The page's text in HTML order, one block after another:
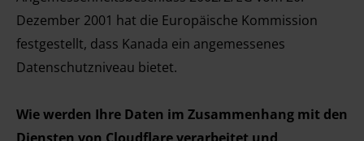
Dezember 2001 hat die Europäische Kommission
festgestellt, dass Kanada ein angemessenes
Datenschutzniveau bietet.
Wie werden Ihre Daten im Zusammenhang mit den